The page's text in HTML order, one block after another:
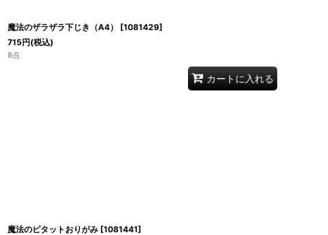
魔法のザラザラ下じき（A4） [1081429]
715円(税込)
8点
カートに入れる
魔法のピタットおりがみ [1081441]